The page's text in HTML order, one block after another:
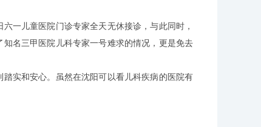
儿童医院门诊专家全天无休接诊，与此同时，
名三甲医院儿科专家一号难求的情况，更是免去
实和安心。虽然在沈阳可以看儿科疾病的医院有